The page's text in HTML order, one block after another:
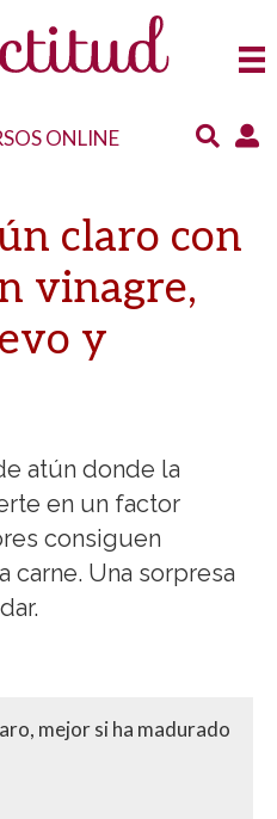
ONLINE
claro con
vinagre,
y
atún donde la
en un factor
consiguen
carne. Una sorpresa
mejor si ha madurado